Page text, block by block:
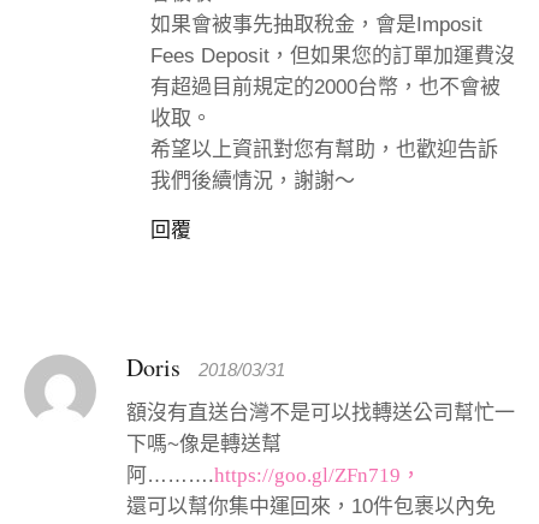
如果會被事先抽取稅金，會是Imposit
Fees Deposit，但如果您的訂單加運費沒
有超過目前規定的2000台幣，也不會被
收取。
希望以上資訊對您有幫助，也歡迎告訴
我們後續情況，謝謝～
回覆
Doris 2018/03/31
額沒有直送台灣不是可以找轉送公司幫忙一
下嗎~像是轉送幫
阿……….https://goo.gl/ZFn719，
還可以幫你集中運回來，10件包裹以內免